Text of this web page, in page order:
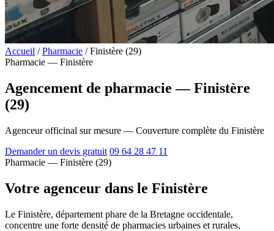
Accueil / Pharmacie / Finistère (29)
Pharmacie — Finistère
Agencement de pharmacie — Finistère
(29)
Agenceur officinal sur mesure — Couverture complète du Finistère
Demander un devis gratuit 09 64 28 47 11
Pharmacie — Finistère (29)
Votre agenceur dans le Finistère
Le Finistère, département phare de la Bretagne occidentale,
concentre une forte densité de pharmacies urbaines et rurales,